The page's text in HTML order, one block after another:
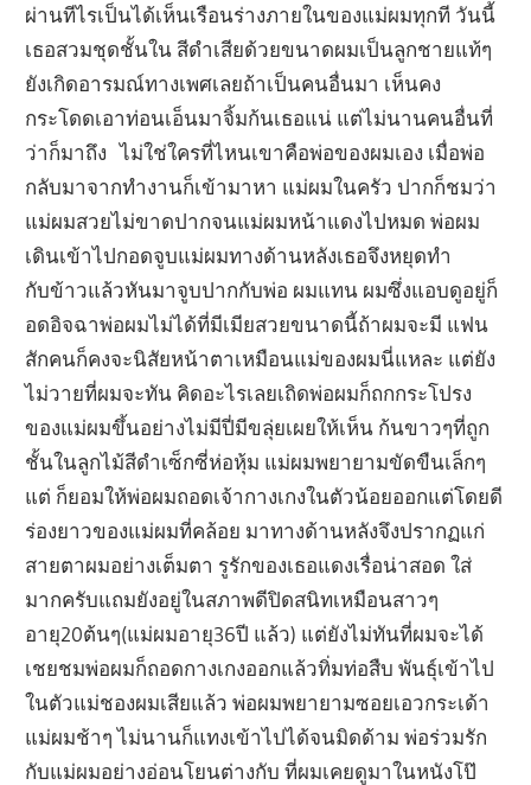
ผ่านทีไรเป็นได้เห็นเรือนร่างภายในของแม่ผมทุกที วันนี้
เธอสวมชุดชั้นใน สีดำเสียด้วยขนาดผมเป็นลูกชายแท้ๆ
ยังเกิดอารมณ์ทางเพศเลยถ้าเป็นคนอื่นมา เห็นคง
กระโดดเอาท่อนเอ็นมาจิ้มก้นเธอแน่ แต่ไม่นานคนอื่นที่
ว่าก็มาถึง ไม่ใช่ใครที่ไหนเขาคือพ่อของผมเอง เมื่อพ่อ
กลับมาจากทำงานก็เข้ามาหา แม่ผมในครัว ปากก็ชมว่า
แม่ผมสวยไม่ขาดปากจนแม่ผมหน้าแดงไปหมด พ่อผม
เดินเข้าไปกอดจูบแม่ผมทางด้านหลังเธอจึงหยุดทำ
กับข้าวแล้วหันมาจูบปากกับพ่อ ผมแทน ผมซึ่งแอบดูอยู่ก็
อดอิจฉาพ่อผมไม่ได้ที่มีเมียสวยขนาดนี้ถ้าผมจะมี แฟน
สักคนก็คงจะนิสัยหน้าตาเหมือนแม่ของผมนี่แหละ แต่ยัง
ไม่วายที่ผมจะทัน คิดอะไรเลยเถิดพ่อผมก็ถกกระโปรง
ของแม่ผมขึ้นอย่างไม่มีปี่มีขลุ่ยเผยให้เห็น ก้นขาวๆที่ถูก
ชั้นในลูกไม้สีดำเซ็กซี่ห่อหุ้ม แม่ผมพยายามขัดขืนเล็กๆ
แต่ ก็ยอมให้พ่อผมถอดเจ้ากางเกงในตัวน้อยออกแต่โดยดี
ร่องยาวของแม่ผมที่คล้อย มาทางด้านหลังจึงปรากฏแก่
สายตาผมอย่างเต็มตา รูรักของเธอแดงเรื่อน่าสอด ใส่
มากครับแถมยังอยู่ในสภาพดีปิดสนิทเหมือนสาวๆ
อายุ20ต้นๆ(แม่ผมอายุ36ปี แล้ว) แต่ยังไม่ทันที่ผมจะได้
เชยชมพ่อผมก็ถอดกางเกงออกแล้วทิ่มท่อสืบ พันธุ์เข้าไป
ในตัวแม่ชองผมเสียแล้ว พ่อผมพยายามซอยเอวกระเด้า
แม่ผมช้าๆ ไม่นานก็แทงเข้าไปได้จนมิดด้าม พ่อร่วมรัก
กับแม่ผมอย่างอ่อนโยนต่างกับ ที่ผมเคยดูมาในหนังโป๊